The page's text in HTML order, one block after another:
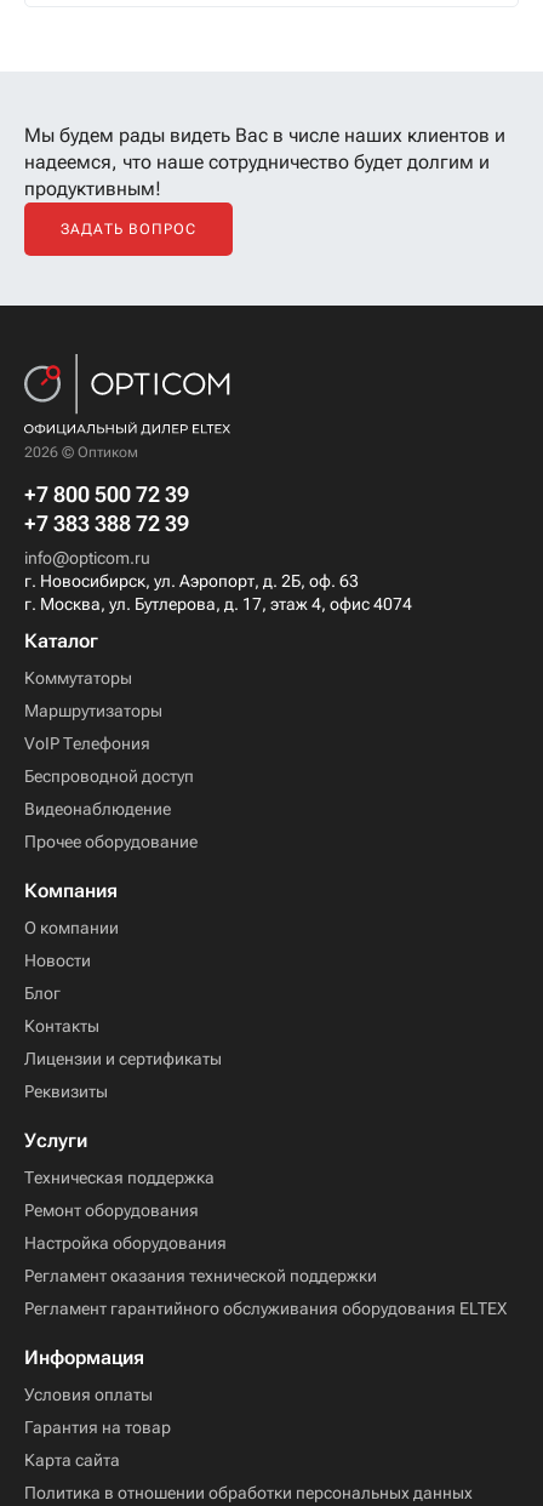
Мы будем рады видеть Вас в числе наших клиентов и
надеемся, что наше сотрудничество будет долгим и
продуктивным!
ЗАДАТЬ ВОПРОС
2026 © Оптиком
+7 800 500 72 39
+7 383 388 72 39
info@opticom.ru
г. Новосибирск, ул. Аэропорт, д. 2Б, оф. 63
г. Москва, ул. Бутлерова, д. 17, этаж 4, офис 4074
Каталог
Коммутаторы
Маршрутизаторы
VoIP Телефония
Беспроводной доступ
Видеонаблюдение
Прочее оборудование
Компания
О компании
Новости
Блог
Контакты
Лицензии и сертификаты
Реквизиты
Услуги
Техническая поддержка
Ремонт оборудования
Настройка оборудования
Регламент оказания технической поддержки
Регламент гарантийного обслуживания оборудования ELTEX
Информация
Условия оплаты
Гарантия на товар
Карта сайта
Политика в отношении обработки персональных данных